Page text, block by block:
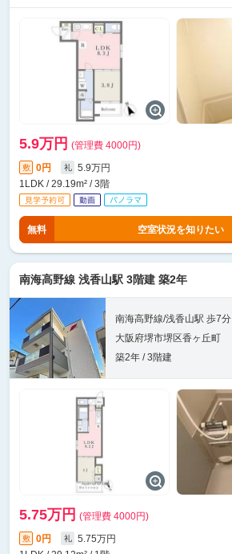
5.9万円 (管理費 4000円)
敷 0円 礼
5.9万円
1LDK / 29.19m² / 3階
無料 空室状況を知りたい
南海高野線 浅香山駅 3階建 築2年
南海高野線/浅香山駅 歩7分
大阪府堺市堺区香ヶ丘町
築2年 / 3階建
5.75万円 (管理費 4000円)
敷 0円 礼
5.75万円